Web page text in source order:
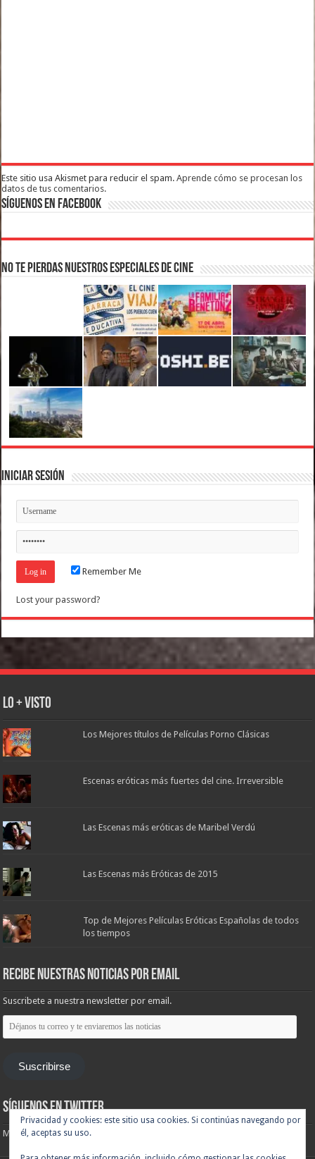
Este sitio usa Akismet para reducir el spam.Aprende cómo se procesan los
datos de tus comentarios.
Síguenos en Facebook
No te pierdas nuestros Especiales de Cine
Iniciar Sesión
Remember Me
Lost your password?
Lo + Visto
Los Mejores títulos de Películas Porno Clásicas
Escenas eróticas más fuertes del cine. Irreversible
Las Escenas más eróticas de Maribel Verdú
Las Escenas más Eróticas de 2015
Top de Mejores Películas Eróticas Españolas de todos
los tiempos
Recibe nuestras noticias por email
Suscribete a nuestra newsletter por email.
Déjanos
tu
correo
enviaremos
Suscribirse
Síguenos en Twitter
Mis tuits
Privacidad y cookies: este sitio usa cookies. Si continúas navegando por
él, aceptas su uso.